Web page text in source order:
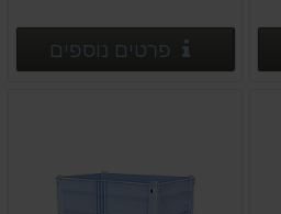
פרטים נוספיםפרטים נוספים